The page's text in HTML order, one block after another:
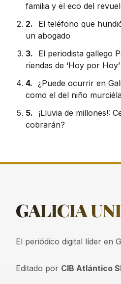
familia y el eco del
2.
El teléfono que
un abogado
3.
El periodista gallego
riendas de ‘Hoy por
4.
¿Puede ocurrir en
como el del niño
5.
¡Lluvia de millones!:
cobrarán?
GALICIA
El periódico digital líder en
Editado por CIB Atlántico